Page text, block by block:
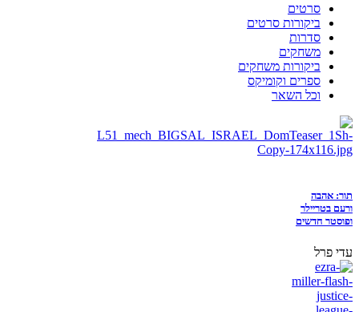
סרטים
ביקורות סרטים
סדרות
משחקים
ביקורות משחקים
ספרים וקומיקס
וכל השאר
תור: אהבה
ורעם בטריילר
ופוסטר חדשים
עדי פרל